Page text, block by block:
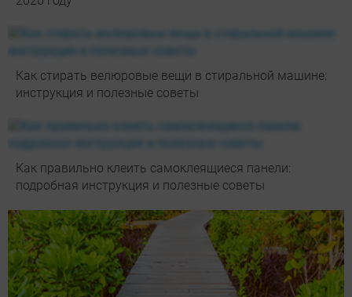
Как стирать велюровые вещи в стиральной машине:
инструкция и полезные советы
Как правильно клеить самоклеящиеся панели:
подробная инструкция и полезные советы